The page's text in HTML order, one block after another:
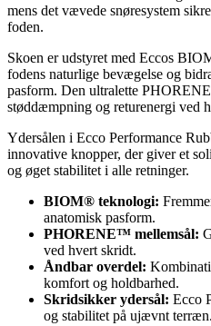
mens det vævede snøresystem
foden.
Skoen er udstyret med Eccos
fodens naturlige bevægelse og
pasform. Den ultralette
støddæmpning og returenergi ved
Ydersålen i Ecco Performance
innovative knopper, der giver et
og øget stabilitet i alle retninger.
BIOM® teknologi:
anatomisk pasform.
PHORENE™ mellemsål:
ved hvert skridt.
Åndbar overdel:
komfort og holdbarhed.
Skridsikker ydersål: Ecco
og stabilitet på ujævnt terræn.